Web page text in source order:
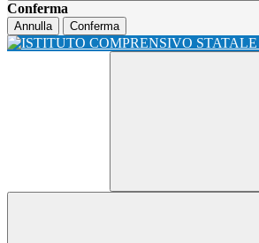
Conferma
Annulla Conferma